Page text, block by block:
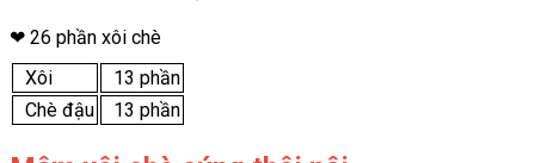
❤ 26 phần xôi chè
Xôi
13 phần
Chè đậu
13 phần